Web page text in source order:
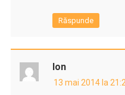
Răspunde
Ion
13 mai 2014 la